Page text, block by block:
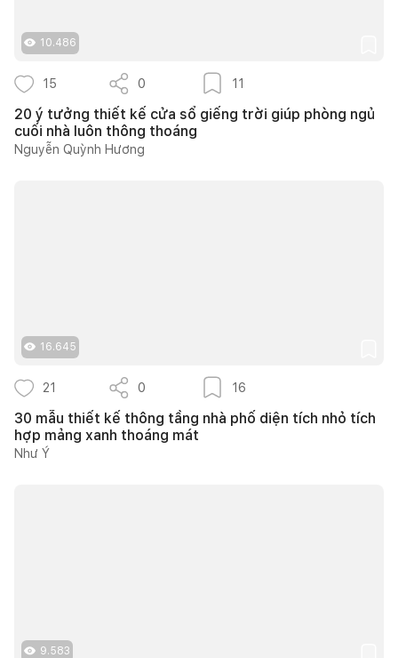
10.486
15 0 11
20 ý tưởng thiết kế cửa sổ giếng trời giúp phòng ngủ
cuối nhà luôn thông thoáng
Nguyễn Quỳnh Hương
16.645
21 0 16
30 mẫu thiết kế thông tầng nhà phố diện tích nhỏ tích
hợp mảng xanh thoáng mát
Như Ý
9.583